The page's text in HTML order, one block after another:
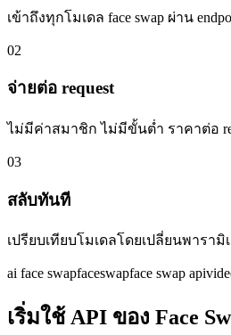
เข้าถึงทุกโมเดล face swap ผ่าน
02
จ่ายต่อ request
ไม่มีค่าสมาชิก ไม่มีขั้นต่ำ ราคาต่อ
03
สลับทันที
เปรียบเทียบโมเดลโดยเปลี่ยนพารามิ
ai face swapfaceswapface swap api
เริ่มใช้ API ของ Face